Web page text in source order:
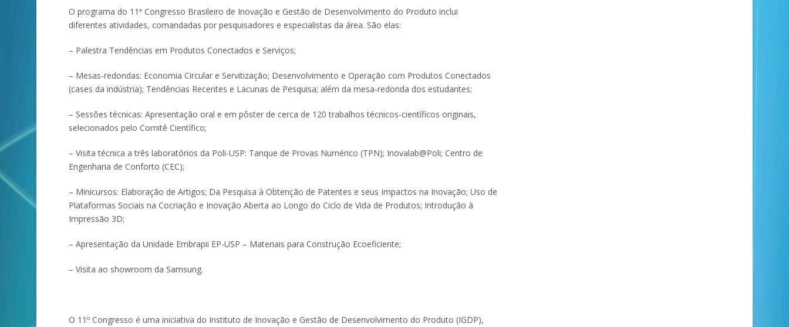
O programa do 11ª Congresso Brasileiro de Inovação e Gestão de Desenvolvimento do Produto inclui
diferentes atividades, comandadas por pesquisadores e especialistas da área. São elas:
– Palestra Tendências em Produtos Conectados e Serviços;
– Mesas-redondas: Economia Circular e Servitização; Desenvolvimento e Operação com Produtos Conectados
(cases da indústria); Tendências Recentes e Lacunas de Pesquisa; além da mesa-redonda dos estudantes;
– Sessões técnicas: Apresentação oral e em pôster de cerca de 120 trabalhos técnicos-científicos originais,
selecionados pelo Comitê Científico;
– Visita técnica a três laboratórios da Poli-USP: Tanque de Provas Numérico (TPN); Inovalab@Poli; Centro de
Engenharia de Conforto (CEC);
– Minicursos: Elaboração de Artigos; Da Pesquisa à Obtenção de Patentes e seus Impactos na Inovação; Uso de
Plataformas Sociais na Cocriação e Inovação Aberta ao Longo do Ciclo de Vida de Produtos; Introdução à
Impressão 3D;
– Apresentação da Unidade Embrapii EP-USP – Materiais para Construção Ecoeficiente;
– Visita ao showroom da Samsung.
O 11º Congresso é uma iniciativa do Instituto de Inovação e Gestão de Desenvolvimento do Produto (IGDP),